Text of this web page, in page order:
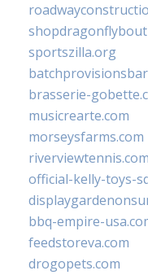
sportszilla.org
brasserie-
musicrearte.com
morseysfarms.com
riverviewtennis.com
official-kelly-toys-
bbq-empire-
feedstoreva.com
drogopets.com